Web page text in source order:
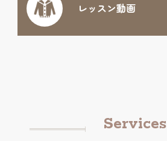
レッスン動画
Services